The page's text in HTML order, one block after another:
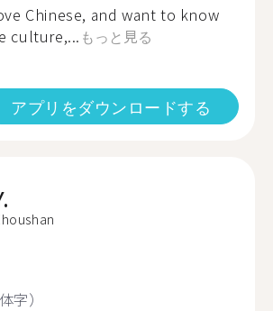
Chinese, and want to know
culture,... もっと見る
アプリをダウンロードする
字）